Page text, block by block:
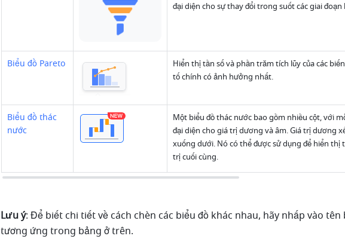
đại diện cho sự thay đổi trong suốt các giai đoạn
Biểu đồ Pareto
Hiển thị tần số và phần trăm tích lũy của các
tố chính có ảnh hưởng nhất.
Biểu đồ thác
nước
Một biểu đồ thác nước bao gồm nhiều cột, với
đại diện cho giá trị dương và âm. Giá trị dương
xuống dưới. Nó có thể được sử dụng để hiển thị
trị cuối cùng.
Lưu ý: Để biết chi tiết về cách chèn các biểu đồ khác nhau, hãy nhấp vào tên
tương ứng trong bảng ở trên.